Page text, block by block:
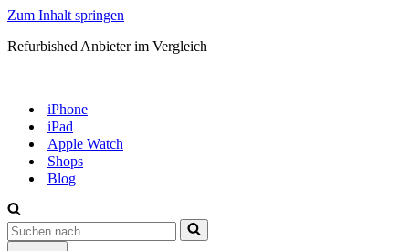
Zum Inhalt springen
Refurbished Anbieter im Vergleich
iPhone
iPad
Apple Watch
Shops
Blog
Suchen
nach …